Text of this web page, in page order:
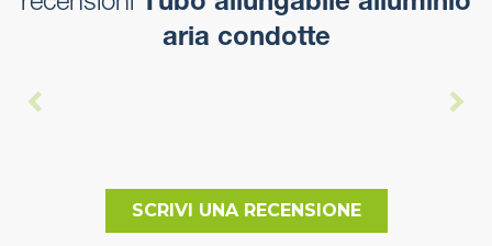
aria condotte
SCRIVI UNA RECENSIONE